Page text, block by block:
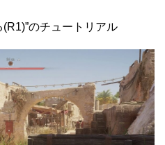
(R1)”のチュートリアル